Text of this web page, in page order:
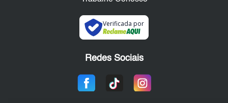
Verificada por
Redes Sociais